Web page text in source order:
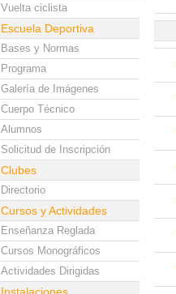
Vuelta ciclista
Escuela Deportiva
Bases y Normas
Programa
Galería de Imágenes
Cuerpo Técnico
Alumnos
Solicitud de Inscripción
Clubes
Directorio
Cursos y Actividades
Enseñanza Reglada
Cursos Monográficos
Actividades Dirigidas